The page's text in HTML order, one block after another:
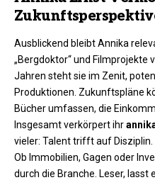
Ausblickend bleibt Annika
„Bergdoktor“ und Filmprojekte
Jahren steht sie im Zenit,
Produktionen. Zukunftspläne
Bücher umfassen, die
Insgesamt verkörpert ihr
vieler: Talent trifft auf Disziplin.
Ob Immobilien, Gagen oder
durch die Branche. Leser, lasst